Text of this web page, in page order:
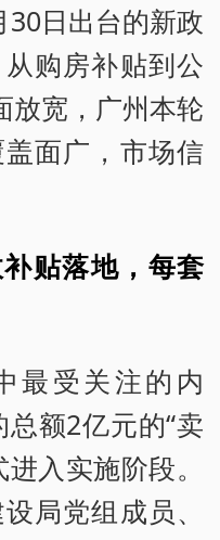
日出台的新政
购房补贴到公
放宽，广州本轮
面广，市场信
贴落地，每套
最受关注的内
总额2亿元的“卖
入实施阶段。
局党组成员、